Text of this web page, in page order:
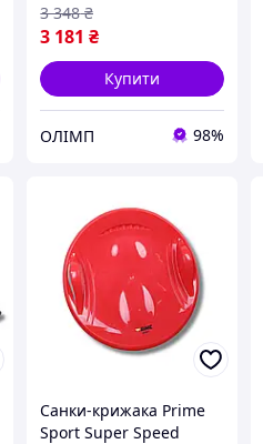
3 181 ₴
3 348 ₴
Купити
ОЛІМП 98%
Санки-крижака Prime
Sport Super Speed